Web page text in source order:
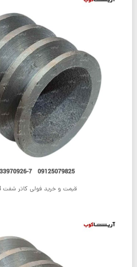
قیمت و خرید فولی کاتر شفت 25.4 میل